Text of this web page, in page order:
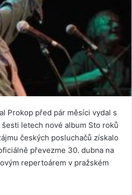
Prokop před pár měsíci vydal s
letech nové album Sto roků
českých posluchačů získalo
převezme 30. dubna na
repertoárem v pražském